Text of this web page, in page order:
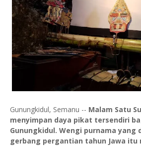
Gunungkidul, Semanu -- Malam Satu
menyimpan daya pikat tersendiri
Gunungkidul. Wengi purnama yang
gerbang pergantian tahun Jawa itu